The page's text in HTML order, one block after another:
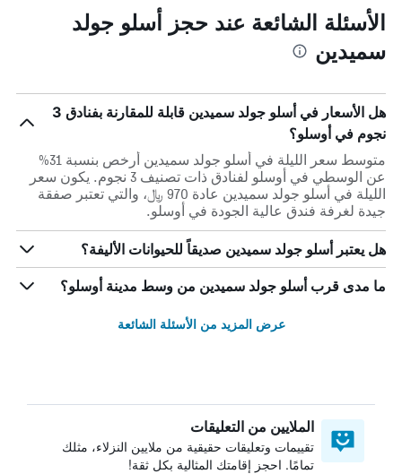
الأسئلة الشائعة عند حجز أسلو جولد
سميدين
هل الأسعار في أسلو جولد سميدين قابلة للمقارنة بفنادق 3
نجوم في أوسلو؟
متوسط سعر الليلة في أسلو جولد سميدين أرخص بنسبة 31%
عن الوسطي في أوسلو لفنادق ذات تصنيف 3 نجوم. يكون سعر
الليلة في أسلو جولد سميدين عادة 970 ﷼، والتي تعتبر صفقة
جيدة لغرفة فندق عالية الجودة في أوسلو.
هل يعتبر أسلو جولد سميدين صديقاً للحيوانات الأليفة؟
ما مدى قرب أسلو جولد سميدين من وسط مدينة أوسلو؟
عرض المزيد من الأسئلة الشائعة
الملايين من التعليقات
تقييمات وتعليقات حقيقية من ملايين النزلاء، مثلك
تمامًا. احجز إقامتك المثالية بكل ثقة!